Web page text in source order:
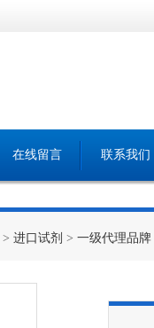
在线留言 联系我们
> 进口试剂 > 一级代理品牌